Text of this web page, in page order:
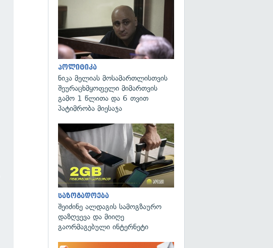
პოლიტიკა
ნიკა მელიას მოსამართლისთვის
შეურაცხმყოფელი მიმართვის
გამო 1 წლითა და 6 თვით
პატიმრობა მიესაჯა
საზოგადოება
შეიძინე ალდაგის სამოგზაურო
დაზღვევა და მიიღე
გაორმაგებული ინტერნეტი